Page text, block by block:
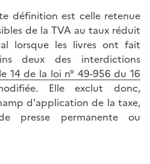
définition est celle retenue
de la TVA au taux réduit
lorsque les livres ont fait
deux des interdictions
14 de la loi n° 49-956 du 16
Elle exclut donc,
d'application de la taxe,
presse permanente ou